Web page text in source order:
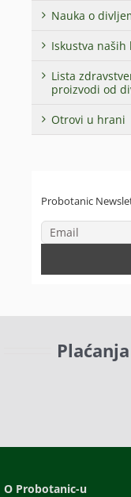
Nauka o
Iskustva naših
Lista
proizvodi od
Otrovi u hrani
Probotanic
O Probotanic-u